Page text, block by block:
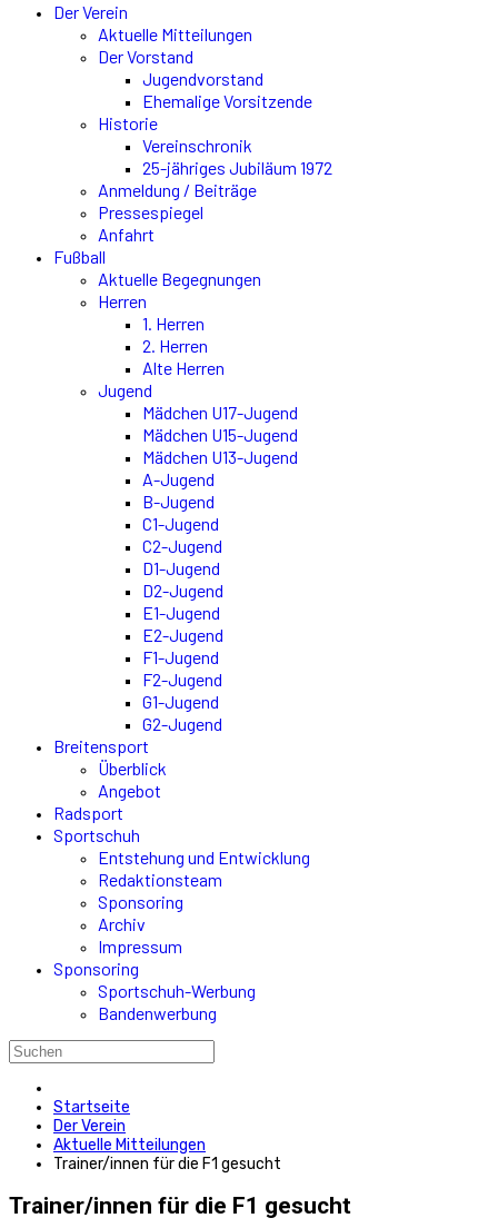
Der Verein
Aktuelle Mitteilungen
Der Vorstand
Jugendvorstand
Ehemalige Vorsitzende
Historie
Vereinschronik
25-jähriges Jubiläum 1972
Anmeldung / Beiträge
Pressespiegel
Anfahrt
Fußball
Aktuelle Begegnungen
Herren
1. Herren
2. Herren
Alte Herren
Jugend
Mädchen U17-Jugend
Mädchen U15-Jugend
Mädchen U13-Jugend
A-Jugend
B-Jugend
C1-Jugend
C2-Jugend
D1-Jugend
D2-Jugend
E1-Jugend
E2-Jugend
F1-Jugend
F2-Jugend
G1-Jugend
G2-Jugend
Breitensport
Überblick
Angebot
Radsport
Sportschuh
Entstehung und Entwicklung
Redaktionsteam
Sponsoring
Archiv
Impressum
Sponsoring
Sportschuh-Werbung
Bandenwerbung
Startseite
Der Verein
Aktuelle Mitteilungen
Trainer/innen für die F1 gesucht
Trainer/innen für die F1 gesucht